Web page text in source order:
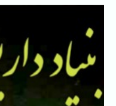
پرش
محتوا